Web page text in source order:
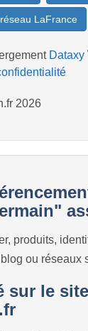
LaFrance
Dataxy
2026
produits,
ou réseaux
sur le